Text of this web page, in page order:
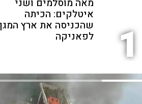
1
מאה מוסלמים ושני
איטלקים: הכיתה
שהכניסה את ארץ
לפאניקה